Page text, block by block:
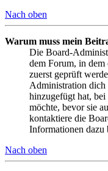
Nach oben
Warum muss mein
Die Board-
dem Forum, in dem
zuerst geprüft
Administration dich
hinzugefügt hat, bei
möchte, bevor sie
kontaktiere die
Informationen dazu
Nach oben